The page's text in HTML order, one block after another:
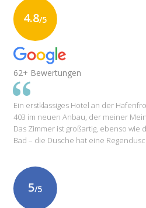
4.8/5
62+ Bewertungen
Ein erstklassiges Hotel an der
403 im neuen Anbau, der meiner
Das Zimmer ist großartig, ebenso wie
Bad – die Dusche hat eine
5/5